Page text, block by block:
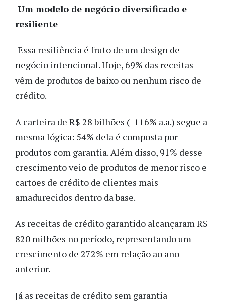
Um modelo de negócio diversificado e
resiliente
Essa resiliência é fruto de um design de
negócio intencional. Hoje, 69% das receitas
vêm de produtos de baixo ou nenhum risco de
crédito.
A carteira de R$ 28 bilhões (+116% a.a.) segue a
mesma lógica: 54% dela é composta por
produtos com garantia. Além disso, 91% desse
crescimento veio de produtos de menor risco e
cartões de crédito de clientes mais
amadurecidos dentro da base.
As receitas de crédito garantido alcançaram R$
820 milhões no período, representando um
crescimento de 272% em relação ao ano
anterior.
Já as receitas de crédito sem garantia